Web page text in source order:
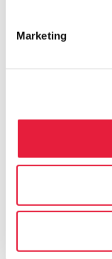
Marketing